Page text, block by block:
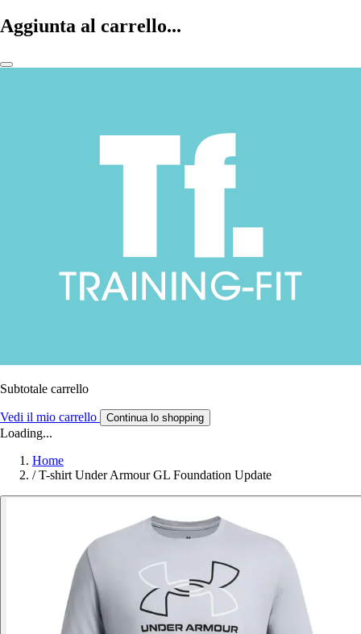
Aggiunta al carrello...
Subtotale carrello
Vedi il mio carrello Continua lo shopping
Loading...
Home
/ T-shirt Under Armour GL Foundation Update